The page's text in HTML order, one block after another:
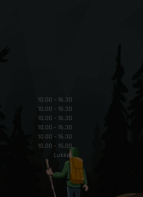
10.00 – 16.30
10.00 – 16.30
10.00 – 16.30
10.00 – 16.30
10.00 – 16.30
10.00 – 15.00
Lukket